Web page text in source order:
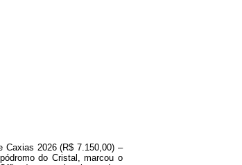
Caxias 2026 (R$ 7.150,00) –
do Cristal, marcou o